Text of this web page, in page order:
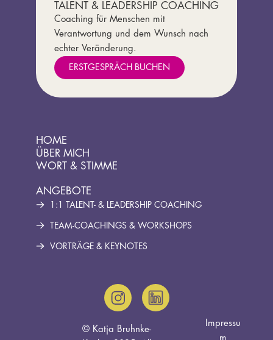
TALENT & LEADERSHIP COACHING
Coaching für Menschen mit
Verantwortung und dem Wunsch nach
echter Veränderung.
ERSTGESPRÄCH BUCHEN
HOME
ÜBER MICH
WORT & STIMME​
ANGEBOTE
1:1 TALENT- & LEADERSHIP COACHING
TEAM-COACHINGS & WORKSHOPS
VORTRÄGE & KEYNOTES
I
n
L
© Katja Bruhnke-
Impressu
m